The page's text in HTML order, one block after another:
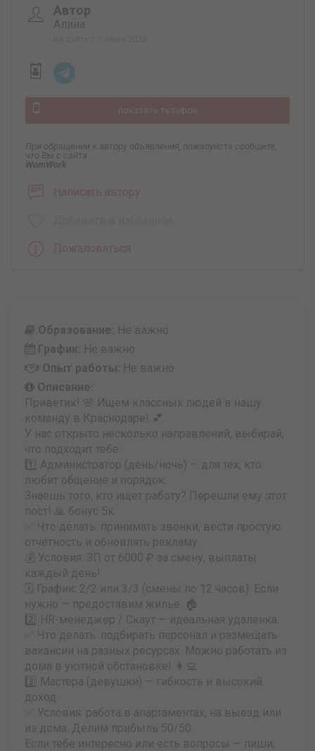
Автор
Алина
показать телефон
При обращении к автору объявления, пожалуйста сообщите,
что Вы с сайта
WomWork
Написать автору
Пожаловаться
Образование: Не важно
График: Не важно
Опыт работы: Не важно
Описание:
Приветик! 🌸 Ищем классных людей в нашу
команду в Краснодаре! 💕
У нас открыто несколько направлений, выбирай,
что подходит тебе:
1️⃣ Администратор (день/ночь) — для тех, кто
любит общение и порядок.
Знаешь того, кто ищет работу? Перешли ему этот
пост! 🙏 бонус 5к
✅ Что делать: принимать звонки, вести простую
отчетность и обновлять рекламу.
💰 Условия: ЗП от 6000 ₽ за смену, выплаты
каждый день!
🗓 График: 2/2 или 3/3 (смены по 12 часов). Если
нужно — предоставим жилье. 🏠
2️⃣ HR-менеджер / Скаут — идеальная удаленка.
✅ Что делать: подбирать персонал и размещать
вакансии на разных ресурсах. Можно работать из
дома в уютной обстановке! 👩‍💻
3️⃣ Мастера (девушки) — гибкость и высокий
доход.
✅ Условия: работа в апартаментах, на выезд или
из дома. Делим прибыль 50/50.
Если тебе интересно или есть вопросы — пиши,